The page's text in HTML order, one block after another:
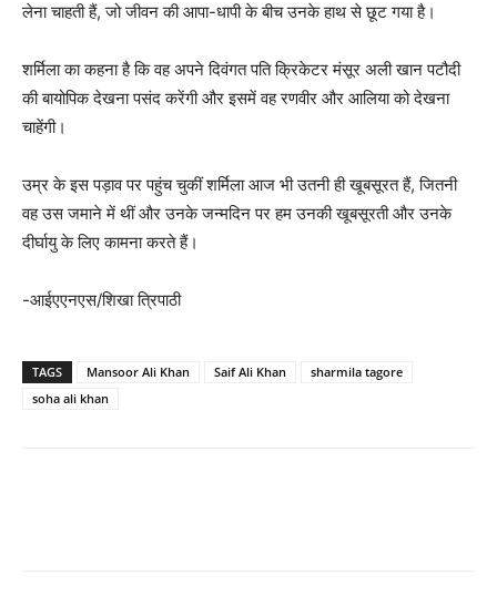
लेना चाहती हैं, जो जीवन की आपा-धापी के बीच उनके हाथ से छूट गया है।
शर्मिला का कहना है कि वह अपने दिवंगत पति क्रिकेटर मंसूर अली खान पटौदी
की बायोपिक देखना पसंद करेंगी और इसमें वह रणवीर और आलिया को देखना
चाहेंगी।
उम्र के इस पड़ाव पर पहुंच चुकीं शर्मिला आज भी उतनी ही खूबसूरत हैं, जितनी
वह उस जमाने में थीं और उनके जन्मदिन पर हम उनकी खूबसूरती और उनके
दीर्घायु के लिए कामना करते हैं।
-आईएएनएस/शिखा त्रिपाठी
TAGS Mansoor Ali Khan Saif Ali Khan
sharmila tagore
soha ali khan